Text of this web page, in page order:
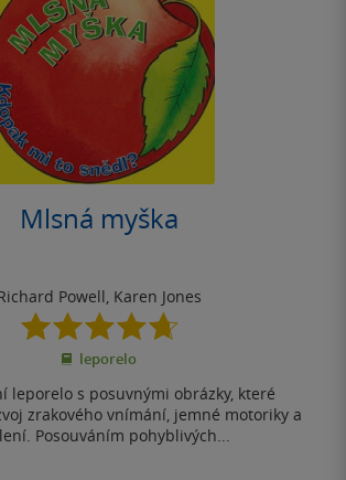
Mlsná myška
Powell, Karen Jones
4.7
z
5
leporelo
leporelo s posuvnými obrázky, které
zrakového vnímání, jemné motoriky a
Posouváním pohyblivých...